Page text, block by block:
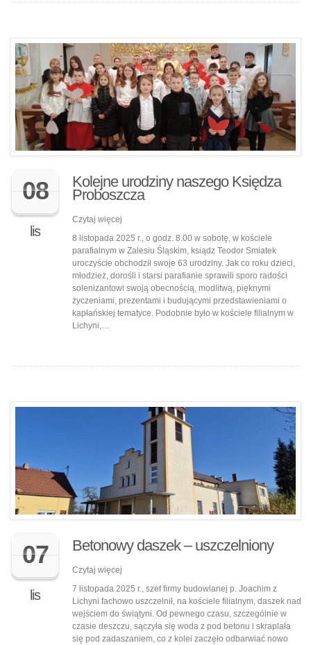
08
lis
Kolejne urodziny naszego Księdza
Proboszcza
Czytaj więcej
8 listopada 2025 r., o godz. 8.00 w sobotę, w kościele
parafialnym w Zalesiu Śląskim, ksiądz Teodor Smiatek
uroczyście obchodził swoje 63 urodziny. Jak co roku dzieci,
młodzież, dorośli i starsi parafianie sprawili sporo radości
solenizantowi swoją obecnością, modlitwą, pięknymi
życzeniami, prezentami i budującymi przedstawieniami o
kapłańskiej tematyce. Podobnie było w kościele filialnym w
Lichyni,…
07
lis
Betonowy daszek – uszczelniony
Czytaj więcej
7 listopada 2025 r., szef firmy budowlanej p. Joachim z
Lichyni fachowo uszczelnił, na kościele filialnym, daszek nad
wejściem do świątyni. Od pewnego czasu, szczególnie w
czasie deszczu, sączyła się woda z pod betonu i skraplała
się pod zadaszaniem, co z kolei zaczęło odbarwiać nowo